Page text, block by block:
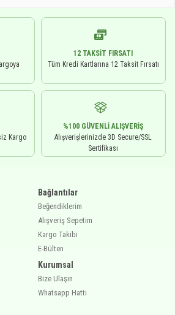
12 TAKSIT FIRSATI
Tüm Kredi Kartlarına 12 Taksit Fırsatı
Kargo
%100 GÜVENLI ALIŞVERIŞ
Alışverişlerinizde 3D Secure/SSL
Sertifikası
Bağlantılar
Beğendiklerim
Alışveriş Sepetim
Kargo Takibi
E-Bülten
Kurumsal
Bize Ulaşın
Whatsapp Hattı